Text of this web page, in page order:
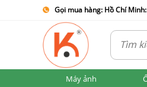
Gọi mua hàng: Hồ Chí
Máy ảnh